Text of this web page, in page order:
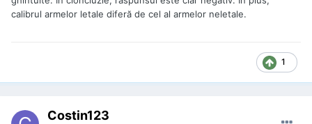
calibrul armelor letale diferă de cel al armelor neletale.
1
Costin123